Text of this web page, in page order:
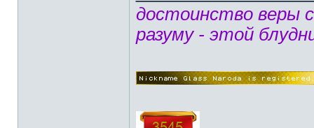
достоинство веры
разуму - этой